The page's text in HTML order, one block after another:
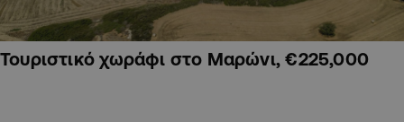
Τουριστικό χωράφι στο Μαρώνι, €225,000